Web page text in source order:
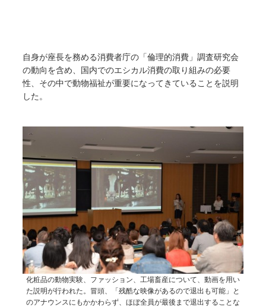
自身が座長を務める消費者庁の「倫理的消費」調査研究会
の動向を含め、国内でのエシカル消費の取り組みの必要
性、その中で動物福祉が重要になってきていることを説明
した。
化粧品の動物実験、ファッション、工場畜産について、動画を用い
た説明が行われた。冒頭、「残酷な映像があるので退出も可能」と
のアナウンスにもかかわらず、ほぼ全員が最後まで退出することな